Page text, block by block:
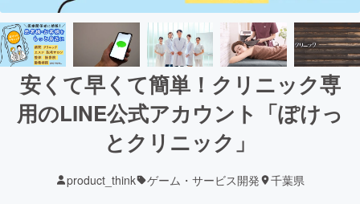
安くて早くて簡単！クリニック専
用のLINE公式アカウント「ぽけっ
とクリニック」
product_think ゲーム・サービス開発 千葉県